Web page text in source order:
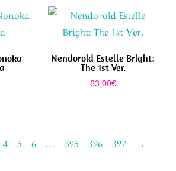
Nendoroid Estelle Bright:
The 1st Ver.
63,00€
4 5 6 … 395 396 397 →